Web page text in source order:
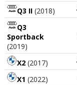
Q3 II (2018)
Q3
Sportback
(2019)
X2 (2017)
X1 (2022)